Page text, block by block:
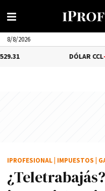
8/8/2026
-1.25%
IPROFESIONAL IMPUESTOS